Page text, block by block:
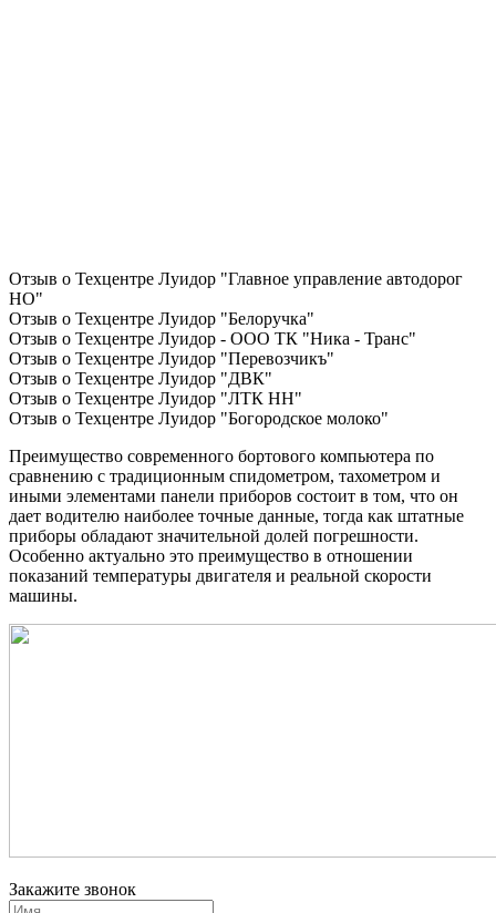
Отзыв о Техцентре Луидор "Главное управление автодорог
НО"
Отзыв о Техцентре Луидор "Белоручка"
Отзыв о Техцентре Луидор - ООО ТК "Ника - Транс"
Отзыв о Техцентре Луидор "Перевозчикъ"
Отзыв о Техцентре Луидор "ДВК"
Отзыв о Техцентре Луидор "ЛТК НН"
Отзыв о Техцентре Луидор "Богородское молоко"
Преимущество современного бортового компьютера по
сравнению с традиционным спидометром, тахометром и
иными элементами панели приборов состоит в том, что он
дает водителю наиболее точные данные, тогда как штатные
приборы обладают значительной долей погрешности.
Особенно актуально это преимущество в отношении
показаний температуры двигателя и реальной скорости
машины.
Закажите звонок